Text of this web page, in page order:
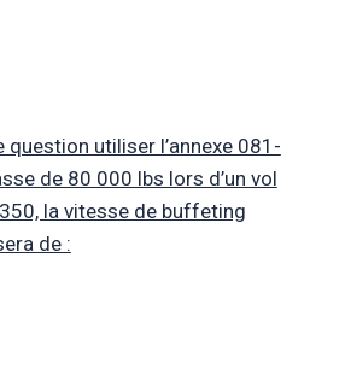
question utiliser l’annexe 081-
de 80 000 lbs lors d’un vol
la vitesse de buffeting
de :